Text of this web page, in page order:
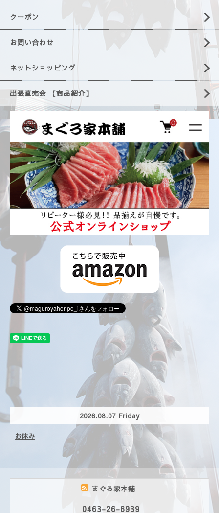
クーポン
お問い合わせ
ネットショッピング
出張直売会 【商品紹介】
2026.08.07 Friday
お休み
まぐろ家本舗
0463-26-6939